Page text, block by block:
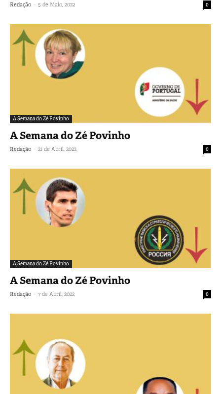
Redação - 5 de Maio, 2022 0
A Semana do Zé Povinho
A Semana do Zé Povinho
Redação - 21 de Abril, 2022 0
A Semana do Zé Povinho
A Semana do Zé Povinho
Redação - 7 de Abril, 2022 0